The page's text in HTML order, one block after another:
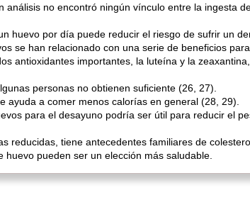
no encontró ningún vínculo entre la ingesta
huevo por día puede reducir el riesgo de sufrir un
se han relacionado con una serie de beneficios para
antioxidantes importantes, la luteína y la
personas no obtienen suficiente (26, 27).
ayuda a comer menos calorías en general (28, 29).
para el desayuno podría ser útil para reducir el
reducidas, tiene antecedentes familiares de
pueden ser un elección más saludable.